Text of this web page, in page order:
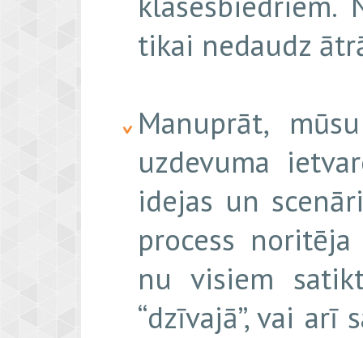
tikai nedaudz
Manuprāt,
uzdevuma
idejas un
process
nu visiem
“dzīvajā”, vai